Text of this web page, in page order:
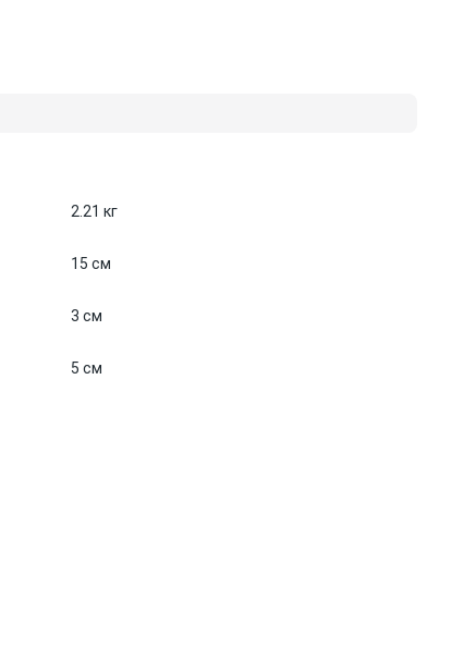
2.21 кг
15 см
3 см
5 см